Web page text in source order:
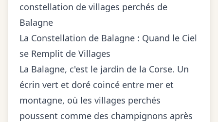
constellation de villages perchés de
Balagne
La Constellation de Balagne : Quand le Ciel
se Remplit de Villages
La Balagne, c'est le jardin de la Corse. Un
écrin vert et doré coincé entre mer et
montagne, où les villages perchés
poussent comme des champignons après